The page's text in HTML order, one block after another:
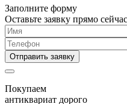
Заполните форму
Оставьте заявку прямо
Покупаем
антиквариат дорого